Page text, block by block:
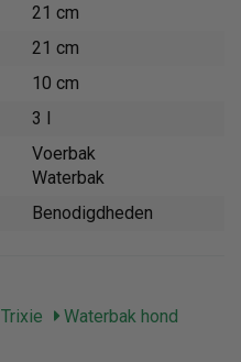
21 cm
21 cm
10 cm
3 l
Voerbak
Waterbak
Benodigdheden
Trixie
Waterbak hond